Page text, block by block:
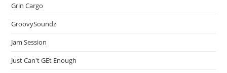
Grin Cargo
GroovySoundz
Jam Session
Just Can't GEt Enough